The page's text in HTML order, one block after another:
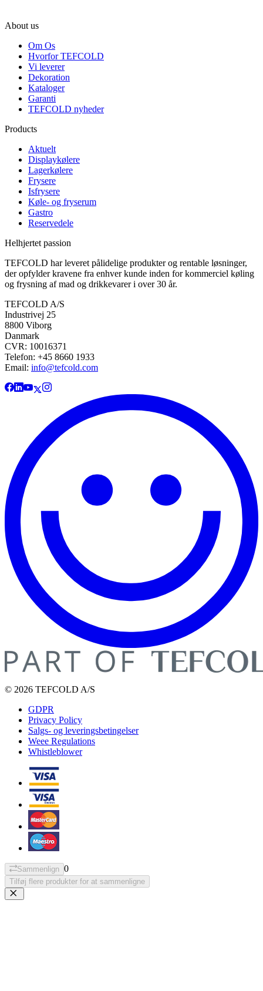
About us
Om Os
Hvorfor TEFCOLD
Vi leverer
Dekoration
Kataloger
Garanti
TEFCOLD nyheder
Products
Aktuelt
Displaykølere
Lagerkølere
Frysere
Isfrysere
Køle- og fryserum
Gastro
Reservedele
Helhjertet passion
TEFCOLD har leveret pålidelige produkter og rentable løsninger,
der opfylder kravene fra enhver kunde inden for kommerciel køling
og frysning af mad og drikkevarer i over 30 år.
TEFCOLD A/S
Industrivej 25
8800 Viborg
Danmark
CVR: 10016371
Telefon: +45 8660 1933
Email: info@tefcold.com
© 2026 TEFCOLD A/S
GDPR
Privacy Policy
Salgs- og leveringsbetingelser
Weee Regulations
Whistleblower
Sammenlign 0
Tilføj flere produkter for at sammenligne